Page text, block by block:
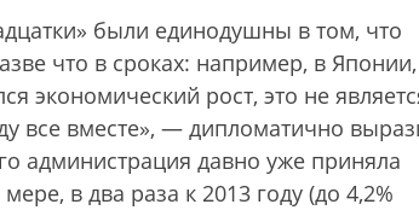
были единодушны в том, что
что в сроках: например, в Японии,
экономический рост, это не
все вместе», — дипломатично
администрация давно уже приняла
в два раза к 2013 году (до 4,2%